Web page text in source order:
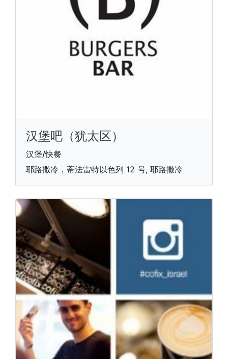
汉堡吧（犹太区）
汉堡/快餐
耶路撒冷，蒂法雷特以色列 12 号, 耶路撒冷